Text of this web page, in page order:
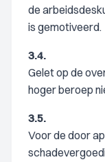
de
is gemotiveerd.
3.4.
Gelet op de
hoger beroep
3.5.
Voor de door